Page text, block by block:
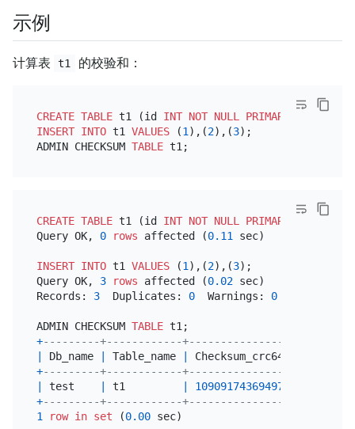
示例
计算表 t1 的校验和：
CREATE TABLE t1 (id INT NOT NULL
PRIMARY KEY
INSERT INTO t1 VALUES (1 ),(2),(3);
ADMIN CHECKSUM TABLE
CREATE TABLE t1 (id INT NOT NULL PRIMARY KEY
Query OK, 0 rows affected (0.11 sec)
INSERT INTO t1 VALUES (1 ),(2),(3);
Query OK, 3 rows affected (0.02 sec)
Records: 3
  Duplicates:
0
  Warnings:
0
ADMIN CHECKSUM TABLE
+---------+------------+----------------------
Db_name Table_name Checksum_crc64_xor
+---------+------------+----------------------
test t1 10909174369497628533
+---------+------------+----------------------
1
row in set (0.00